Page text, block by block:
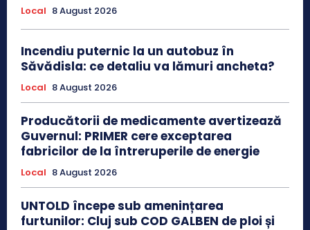
Local 8 August 2026
Incendiu puternic la un autobuz în
Săvădisla: ce detaliu va lămuri ancheta?
Local 8 August 2026
Producătorii de medicamente avertizează
Guvernul: PRIMER cere exceptarea
fabricilor de la întreruperile de energie
Local 8 August 2026
UNTOLD începe sub amenințarea
furtunilor: Cluj sub COD GALBEN de ploi și